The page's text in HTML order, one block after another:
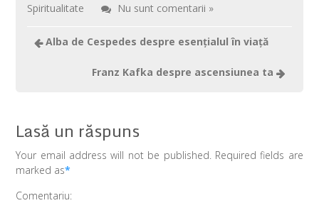
Spiritualitate
Nu sunt comentarii »
Alba de Cespedes despre esenţialul în viaţă
Franz Kafka despre ascensiunea ta
Lasă un răspuns
Your email address will not be published. Required fields are
marked as*
Comentariu: